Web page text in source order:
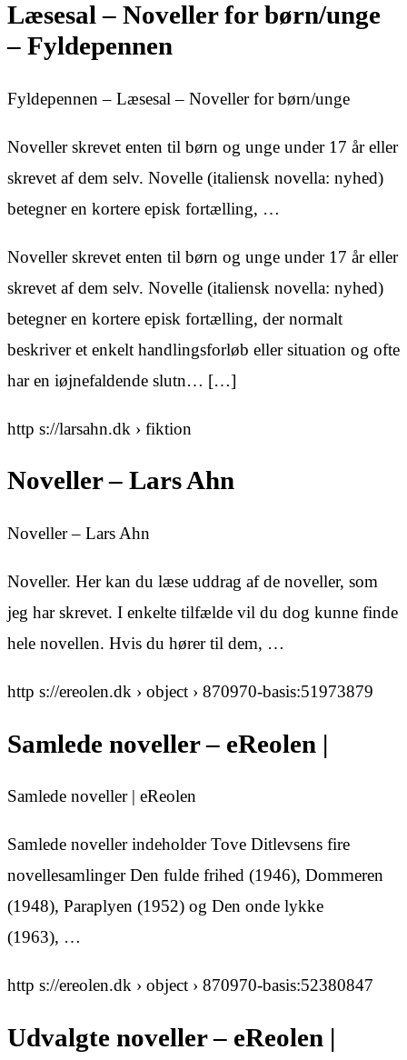
Læsesal – Noveller for børn/unge
– Fyldepennen
Fyldepennen – Læsesal – Noveller for børn/unge
Noveller skrevet enten til børn og unge under 17 år eller
skrevet af dem selv. Novelle (italiensk novella: nyhed)
betegner en kortere episk fortælling, …
Noveller skrevet enten til børn og unge under 17 år eller
skrevet af dem selv. Novelle (italiensk novella: nyhed)
betegner en kortere episk fortælling, der normalt
beskriver et enkelt handlingsforløb eller situation og ofte
har en iøjnefaldende slutn… […]
http s://larsahn.dk › fiktion
Noveller – Lars Ahn
Noveller – Lars Ahn
Noveller. Her kan du læse uddrag af de noveller, som
jeg har skrevet. I enkelte tilfælde vil du dog kunne finde
hele novellen. Hvis du hører til dem, …
http s://ereolen.dk › object › 870970-basis:51973879
Samlede noveller – eReolen |
Samlede noveller | eReolen
Samlede noveller indeholder Tove Ditlevsens fire
novellesamlinger Den fulde frihed (1946), Dommeren
(1948), Paraplyen (1952) og Den onde lykke
(1963), …
http s://ereolen.dk › object › 870970-basis:52380847
Udvalgte noveller – eReolen |